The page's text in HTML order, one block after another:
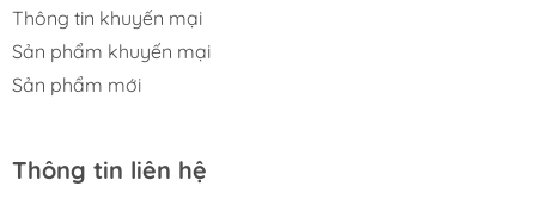
Thông tin khuyến mại
Sản phẩm khuyến mại
Sản phẩm mới
Thông tin liên hệ